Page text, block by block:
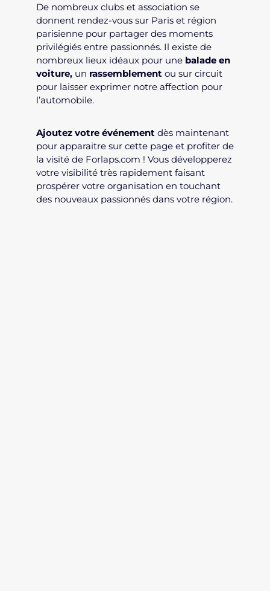
De nombreux clubs et association se
donnent rendez-vous sur Paris et région
parisienne pour partager des moments
privilégiés entre passionnés. Il existe de
nombreux lieux idéaux pour une balade en
voiture, un rassemblement ou sur circuit
pour laisser exprimer notre affection pour
l’automobile.
Ajoutez votre événement dès maintenant
pour apparaitre sur cette page et profiter de
la visité de Forlaps.com ! Vous développerez
votre visibilité très rapidement faisant
prospérer votre organisation en touchant
des nouveaux passionnés dans votre région.